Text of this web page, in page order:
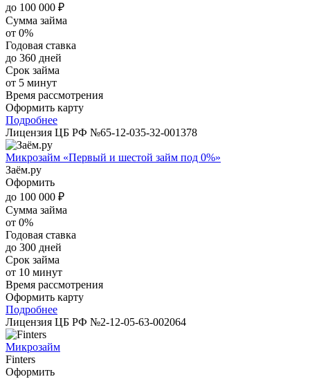
до 100 000 ₽
Сумма займа
от 0%
Годовая ставка
до 360 дней
Срок займа
от 5 минут
Время рассмотрения
Оформить карту
Подробнее
Лицензия ЦБ РФ №65-12-035-32-001378
Микрозайм «Первый и шестой займ под 0%»
Заём.ру
Оформить
до 100 000 ₽
Сумма займа
от 0%
Годовая ставка
до 300 дней
Срок займа
от 10 минут
Время рассмотрения
Оформить карту
Подробнее
Лицензия ЦБ РФ №2-12-05-63-002064
Микрозайм
Finters
Оформить